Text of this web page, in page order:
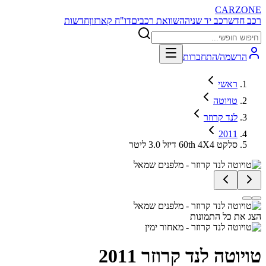
CARZONE
רכב חדשרכב יד שניההשוואת רכביםדו"ח קארזוןחדשות
הרשמה/התחברות
ראשי
טויוטה
לנד קרוזר
2011
סלקט 60th 4X4 דיזל 3.0 ליטר
הצג את כל התמונות
טויוטה לנד קרוזר 2011